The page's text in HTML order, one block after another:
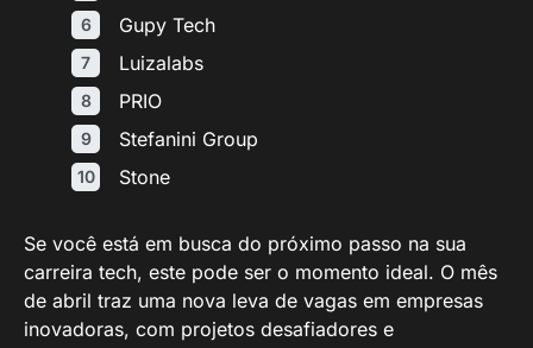
Gupy Tech
Luizalabs
PRIO
Stefanini Group
Stone
Se você está em busca do próximo passo na sua
carreira tech, este pode ser o momento ideal. O mês
de abril traz uma nova leva de vagas em empresas
inovadoras, com projetos desafiadores e